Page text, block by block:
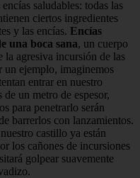
saludables: todas las
ciertos ingredientes
y las encías. Encías
una boca sana, un cuerpo
la agresiva incursión de las
un ejemplo, imaginemos
entrar en nuestro
un metro de espesor,
para penetrarlo serán
barrerlos con lanzamientos.
castillo ya están
los cañones de incursiones
golpear suavemente